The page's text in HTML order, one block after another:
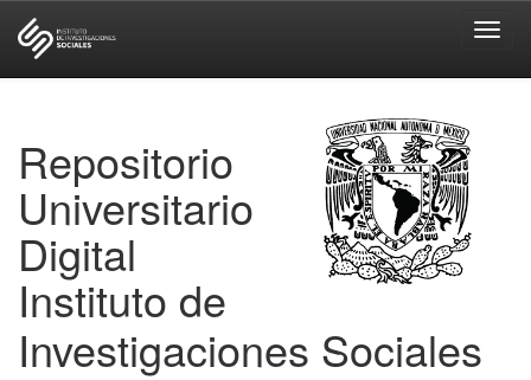
Repositorio
Universitario
Digital
Instituto de
Investigaciones Sociales